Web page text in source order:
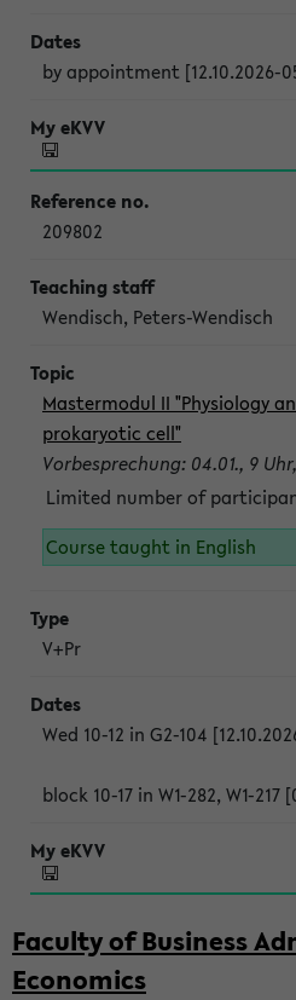
by appointment [12.10.2026-
209802
Wendisch, Peters-Wendisch
Mastermodul II "Physiology
prokaryotic cell"
Vorbesprechung: 04.01., 9 Uhr,
Limited number of
Course taught in English
V+Pr
Wed 10-12 in G2-104
block 10-17 in W1-282, W1-217
Faculty of Business
Economics